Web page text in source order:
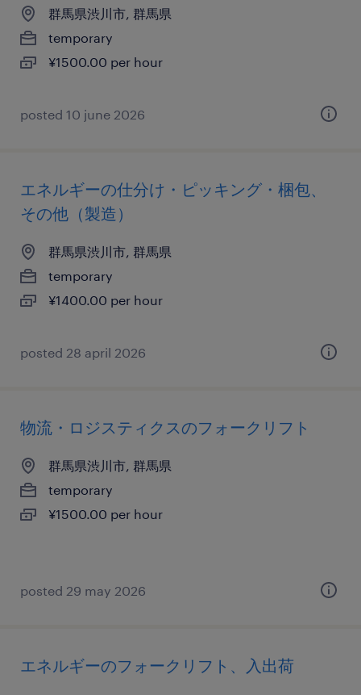
群馬県渋川市, 群馬県
temporary
¥1500.00 per hour
posted 10 june 2026
エネルギーの仕分け・ピッキング・梱包、
その他（製造）
群馬県渋川市, 群馬県
temporary
¥1400.00 per hour
posted 28 april 2026
物流・ロジスティクスのフォークリフト
群馬県渋川市, 群馬県
temporary
¥1500.00 per hour
posted 29 may 2026
エネルギーのフォークリフト、入出荷